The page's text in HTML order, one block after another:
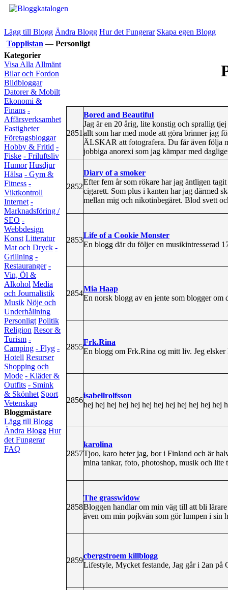
Lägg till Blogg Ändra Blogg Hur det Fungerar Skapa egen Blogg
Topplistan — Personligt
Kategorier
Visa Alla Allmänt
Bilar och Fordon
Bildbloggar
Datorer & Mobilt
Ekonomi &
Finans -
Affärsverksamhet
Fastigheter
Företagsbloggar
Hobby & Fritid -
Fiske - Friluftsliv
Humor Husdjur
Hälsa - Gym &
Fitness -
Viktkontroll
Internet -
Marknadsföring /
SEO -
Webbdesign
Konst Litteratur
Mat och Dryck -
Grillning -
Restauranger -
Vin, Öl &
Alkohol Media
och Journalistik
Musik Nöje och
Underhållning
Personligt Politik
Religion Resor &
Turism -
Camping - Flyg -
Hotell Resurser
Shopping och
Mode - Kläder &
Outfits - Smink
& Skönhet Sport
Vetenskap
Bloggmästare
Lägg till Blogg
Ändra Blogg Hur
det Fungerar
FAQ
2851
Bored and Beautiful
Jag är en 20 årig, lite konstig och sprallig
allt som har med mode att göra brinner jag
ÄLSKAR att fotografera. Du får även följa
jobbiga anorexi som jag kämpar med
2852
Diary of a smoker
Efter fem år som rökare har jag äntligen
cigarett. Som plus i kanten har jag därmed
mellan mig och nikotinbegäret. Blod svett
2853
Life of a Cookie Monster
En blogg där du följer en musikintresserad
2854
Mia Haap
En norsk blogg av en jente som blogger om
2855
Frk.Rina
En blogg om Frk.Rina og mitt liv. Jeg
2856
isabellrolfsson
hej hej hej hej hej hej hej hej hej hej hej hej
2857
karolina
Tjoo, karo heter jag, bor i Finland och är
mina tankar, foto, photoshop, musik och
2858
The grasswidow
Bloggen handlar om min väg till att bli
även om min pojkvän som gör lumpen i sin
2859
cbergstroem killblogg
Lifestyle, Mycket festande, Jag går i 2an på